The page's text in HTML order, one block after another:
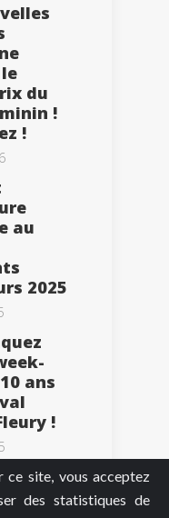
ce site, vous acceptez
des statistiques de
du
!
!
au
2025
ans
!